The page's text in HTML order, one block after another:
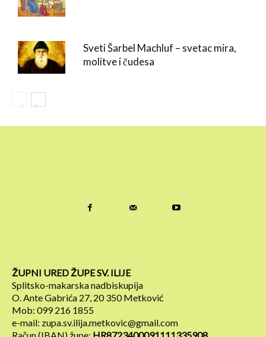
Sveti Šarbel Machluf – svetac mira,
molitve i čudesa
ŽUPNI URED ŽUPE SV. ILIJE
Splitsko-makarska nadbiskupija
O. Ante Gabrića 27, 20 350 Metković
Mob: 099 216 1855
e-mail: zupa.sv.ilija.metkovic@gmail.com